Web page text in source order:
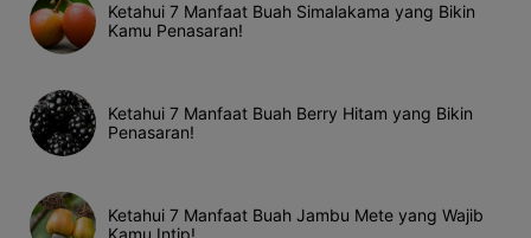
Ketahui 7 Manfaat Buah Simalakama yang Bikin
Kamu Penasaran!
Ketahui 7 Manfaat Buah Berry Hitam yang Bikin
Penasaran!
Ketahui 7 Manfaat Buah Jambu Mete yang Wajib
Kamu Intip!